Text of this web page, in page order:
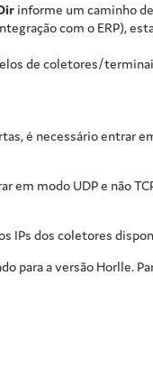
informe um caminho
com o ERP),
de coletores/
é necessário entrar
modo UDP e não
IPs dos coletores
para a versão Horlle.